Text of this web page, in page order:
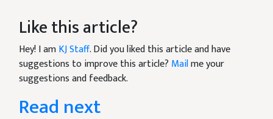
Like this article?
Hey! I amKJ Staff. Did you liked this article and have
suggestions to improve this article? Mailme your
suggestions and feedback.
Read next